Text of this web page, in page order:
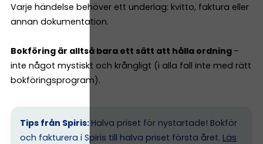
Varje händelse behöver ett underlag: kvitto, faktura eller
annan dokumentation.
Bokföring är alltså bara ett sätt att hålla ordning –
inte något mystiskt och krångligt (i alla fall inte med rätt
bokföringsprogram).
Tips från Spiris: Halva priset för nystartade! Bokför
och fakturera i Spiris till halva priset första året. Läs